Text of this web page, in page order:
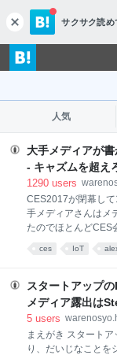
c
l
o
s
サクサク読め
人気
大手メディアが
- キャズムを超え
1290 users
CES2017が閉幕し
手メディアさんはメ
たのでほとんどCES
（5年出してる出展
かもがAmazon
プシーンのほぼすべ
この２点に尽きる
CESではほとんど影
ces IoT
スタートアップ
メディア露出は
なら起業前から
5 users
まえがき スタート
り、だいじなことを